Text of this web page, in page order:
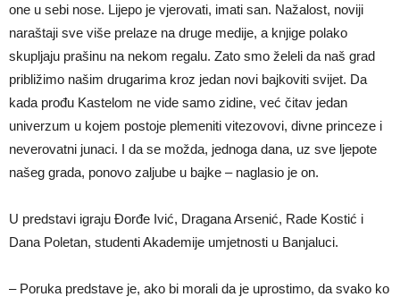
one u sebi nose. Lijepo je vjerovati, imati san. Nažalost, noviji
naraštaji sve više prelaze na druge medije, a knjige polako
skupljaju prašinu na nekom regalu. Zato smo želeli da naš grad
približimo našim drugarima kroz jedan novi bajkoviti svijet. Da
kada prođu Kastelom ne vide samo zidine, već čitav jedan
univerzum u kojem postoje plemeniti vitezovovi, divne princeze i
neverovatni junaci. I da se možda, jednoga dana, uz sve ljepote
našeg grada, ponovo zaljube u bajke – naglasio je on.
U predstavi igraju Đorđe Ivić, Dragana Arsenić, Rade Kostić i
Dana Poletan, studenti Akademije umjetnosti u Banjaluci.
– Poruka predstave je, ako bi morali da je uprostimo, da svako ko